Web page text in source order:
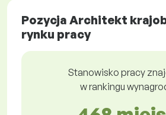
Pozycja Architekt
rynku pracy
Stanowisko pracy
w rankingu